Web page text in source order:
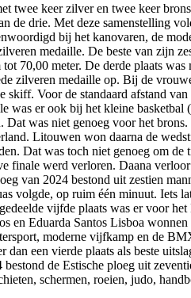
keer zilver en twee keer
de drie. Met deze samenstelling
bij het kanovaren, de
medaille. De beste van zijn
70,00 meter. De derde plaats
zilveren medaille op. Bij de
Voor de standaard afstand
er ook bij het kleine
was niet genoeg voor het
Litouwen won daarna de
Dat was toch niet genoeg om
finale werd verloren. Daana
van 2024 bestond uit zestien
volgde, op ruim één minuut. Iets
vijfde plaats was er voor
Eduarda Santos Lisboa
moderne vijfkamp en de
een vierde plaats als beste
de Estische ploeg uit
schermen, roeien, judo,